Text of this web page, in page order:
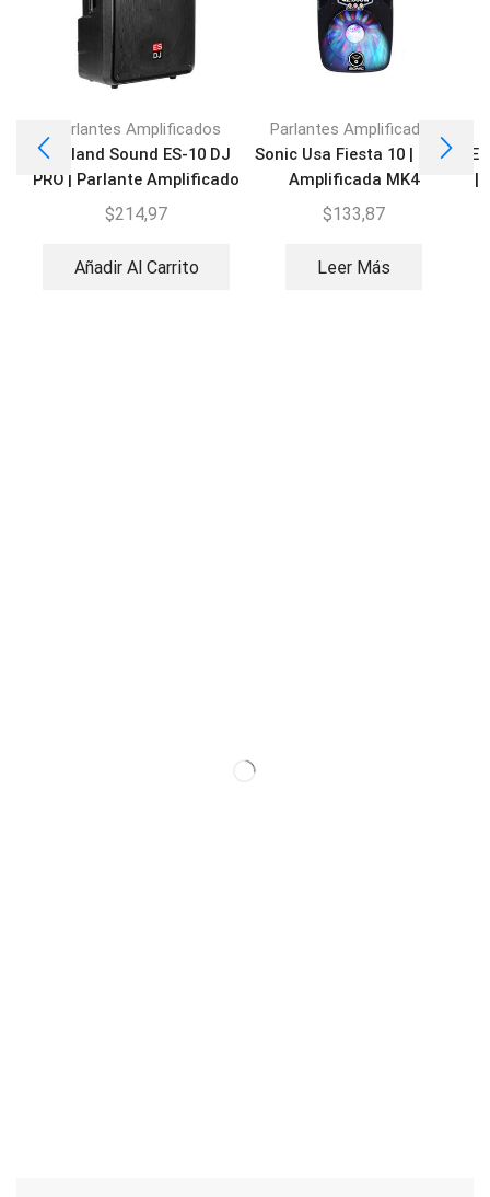
Parlantes Amplificados
England Sound ES-10 DJ
PRO | Parlante Amplificado
de 200 W
$214,97
Añadir Al Carrito
Parlantes Amplificados
Sonic Usa Fiesta 10 | Caja
Amplificada MK4
$133,87
Leer Más
|